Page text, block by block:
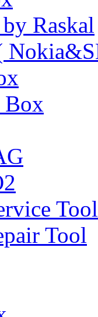
Raskal
Tool